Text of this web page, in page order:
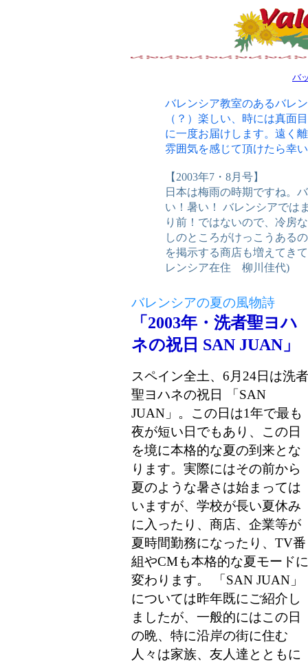
バ
バレンシア教室のあるバレ
（？）楽しい、時には真面
に一度お届けします。遠く
雰囲気を感じて頂けたら幸
【2003年7・8月号】
日本は梅雨の時期ですね。
い！暑い！ バレンシアでは
り前！ではないので、冷房
しのところがけっこうある
を掲示する商店も増えてき
レンシア在住 柳川佳代)
バレンシアの夏の風物詩
「2003年・洗者聖ヨハ
ネの祝日 SAN JUAN」
スペイン全土、6月24日は洗者
聖ヨハネの祝日 「SAN
JUAN」。この日は1年で最も
夜が短い日でもあり、この日
を境に本格的な夏の到来とな
ります。実際にはその前から
夏のような暑さは始まっては
いますが、学校が長い夏休み
に入ったり、商店、企業等が
夏時間勤務になったり、TV番
組やCMも本格的な夏モードに
変わります。 「SAN JUAN」
については昨年既にご紹介し
ましたが、一般的にはこの日
の晩、特に沿岸の街に住む
人々は家族、友人達とともに